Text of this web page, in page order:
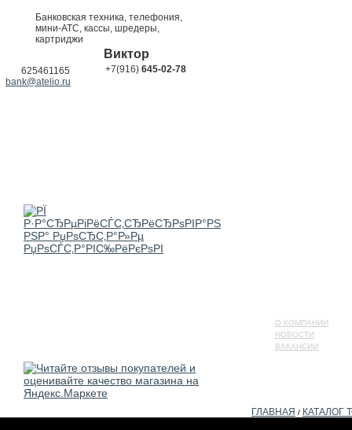
Банковская техника, телефония,
мини-АТС, кассы, шредеры,
картриджи
Виктор
625461165 +7(916) 645-02-78
bank@atelio.ru
О КОМПАНИИ
НОВОСТИ
ВАКАНСИИ
ГЛАВНАЯ / КАТАЛОГ